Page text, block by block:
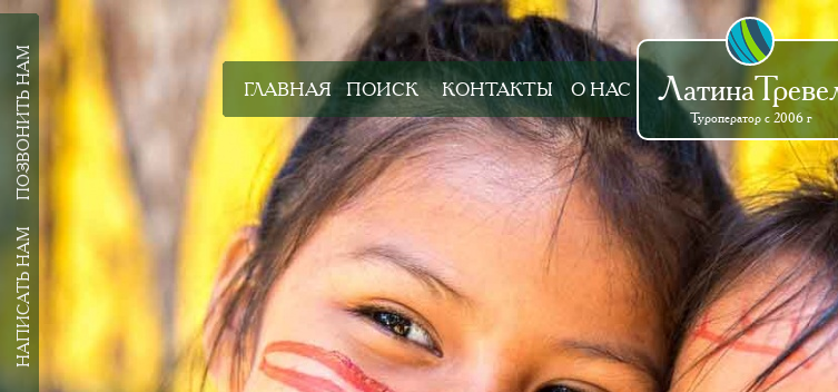
ГЛАВНАЯ ПОИСК КОНТАКТЫ О НАС
Туроператор с 2006 г
ПОЗВОНИТЬ НАМ
НАПИСАТЬ НАМ